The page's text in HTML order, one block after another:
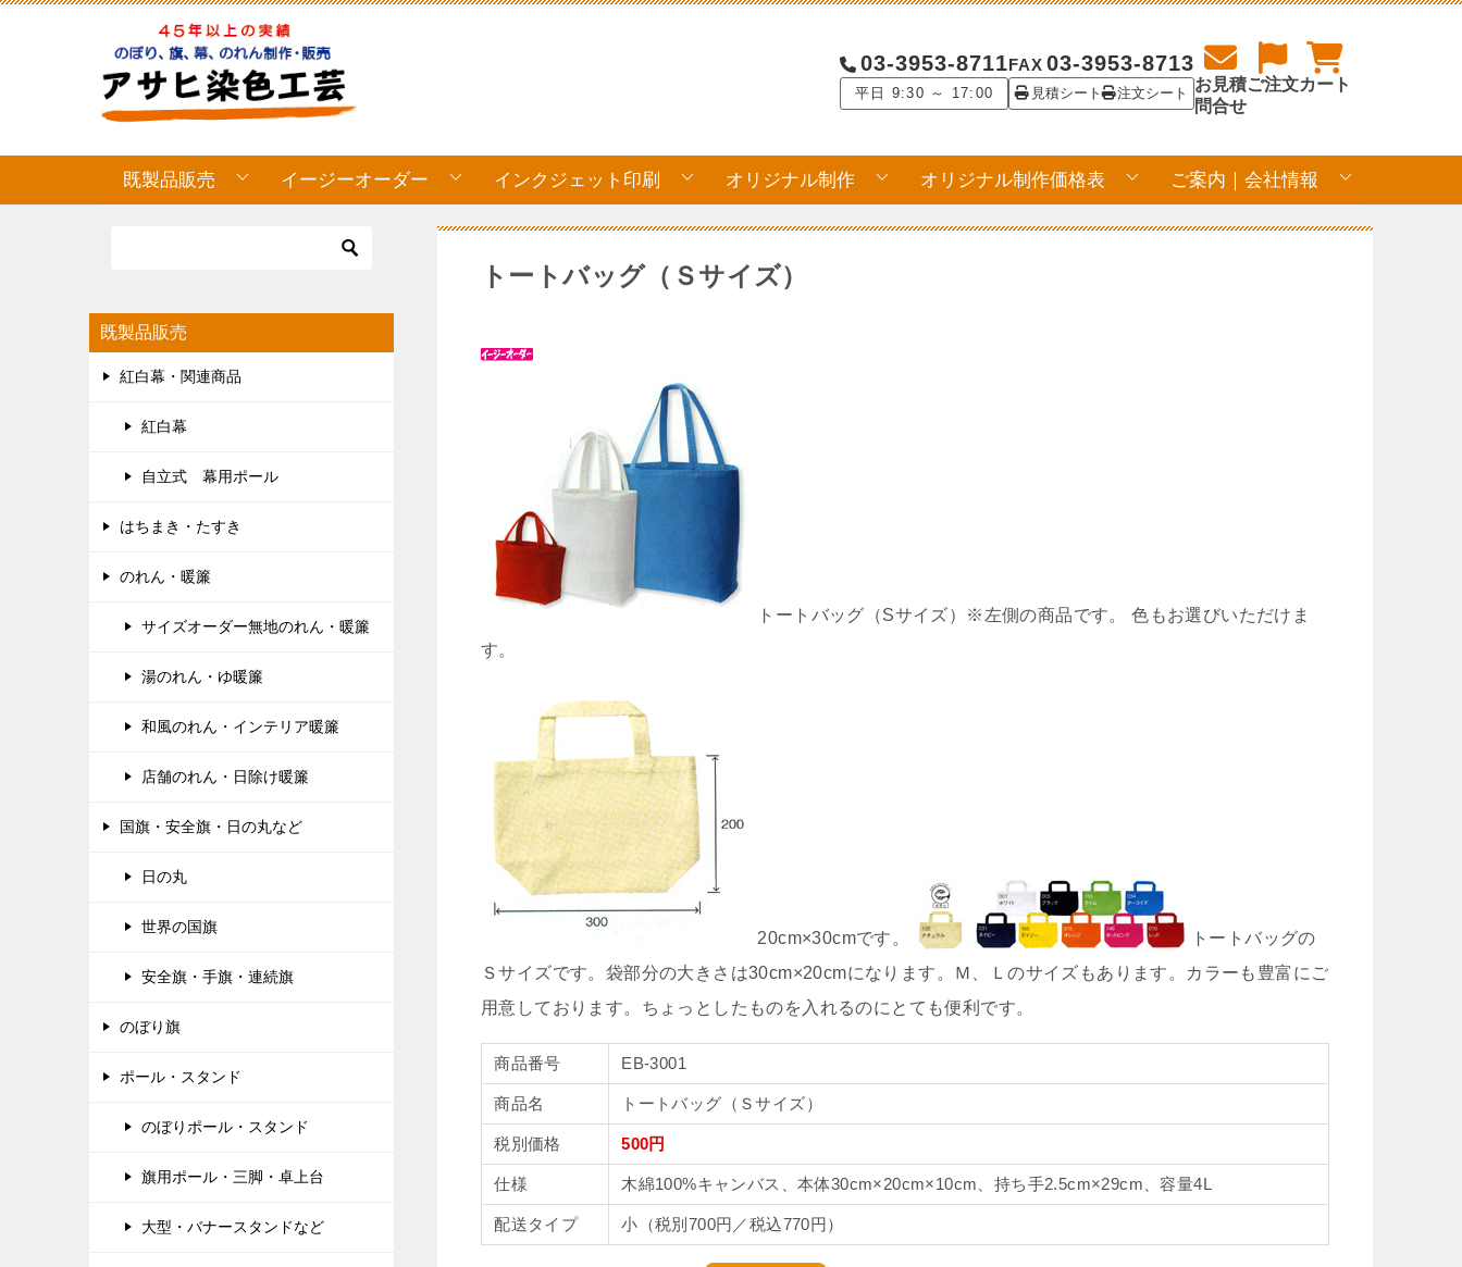
03-3953-8711
平日 9:30 ～ 17:00
FAX 03-3953-8713
見積シート 注文シート
お見積
問合せ
ご注文カート
既製品販売 イージーオーダー インクジェット印刷 オリジナル制作 オリジナル制作価格表 ご案内｜会社情報
トートバッグ（Ｓサイズ）
トートバッグ（Sサイズ）※左側の商品です。 色もお選びいただけま
す。
20cm×30cmです。
トートバッグの
Ｓサイズです。袋部分の大きさは30cm×20cmになります。Ｍ、Ｌのサイズもあります。カラーも豊富にご
用意しております。ちょっとしたものを入れるのにとても便利です。
商品番号 EB-3001
商品名 トートバッグ（Ｓサイズ）
税別価格 500円
仕様 木綿100%キャンバス、本体30cm×20cm×10cm、持ち手2.5cm×29cm、容量4L
配送タイプ 小（税別700円／税込770円）
既製品販売
紅白幕・関連商品
紅白幕
自立式 幕用ポール
はちまき・たすき
のれん・暖簾
サイズオーダー無地のれん・暖簾
湯のれん・ゆ暖簾
和風のれん・インテリア暖簾
店舗のれん・日除け暖簾
国旗・安全旗・日の丸など
日の丸
世界の国旗
安全旗・手旗・連続旗
のぼり旗
ポール・スタンド
のぼりポール・スタンド
旗用ポール・三脚・卓上台
大型・バナースタンドなど